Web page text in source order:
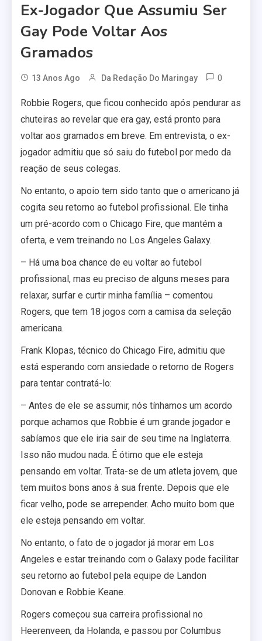
Ex-Jogador Que Assumiu Ser
Gay Pode Voltar Aos
Gramados
13 Anos Ago Da Redação Do Maringay 0
Robbie Rogers, que ficou conhecido após pendurar as
chuteiras ao revelar que era gay, está pronto para
voltar aos gramados em breve. Em entrevista, o ex-
jogador admitiu que só saiu do futebol por medo da
reação de seus colegas.
No entanto, o apoio tem sido tanto que o americano já
cogita seu retorno ao futebol profissional. Ele tinha
um pré-acordo com o Chicago Fire, que mantém a
oferta, e vem treinando no Los Angeles Galaxy.
– Há uma boa chance de eu voltar ao futebol
profissional, mas eu preciso de alguns meses para
relaxar, surfar e curtir minha família – comentou
Rogers, que tem 18 jogos com a camisa da seleção
americana.
Frank Klopas, técnico do Chicago Fire, admitiu que
está esperando com ansiedade o retorno de Rogers
para tentar contratá-lo:
– Antes de ele se assumir, nós tínhamos um acordo
porque achamos que Robbie é um grande jogador e
sabíamos que ele iria sair de seu time na Inglaterra.
Isso não mudou nada. É ótimo que ele esteja
pensando em voltar. Trata-se de um atleta jovem, que
tem muitos bons anos à sua frente. Depois que ele
ficar velho, pode se arrepender. Acho muito bom que
ele esteja pensando em voltar.
No entanto, o fato de o jogador já morar em Los
Angeles e estar treinando com o Galaxy pode facilitar
seu retorno ao futebol pela equipe de Landon
Donovan e Robbie Keane.
Rogers começou sua carreira profissional no
Heerenveen, da Holanda, e passou por Columbus